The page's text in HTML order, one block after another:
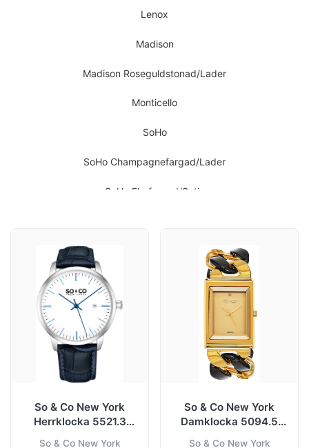
Lenox
Madison
Madison Roseguldstonad/Lader
Monticello
SoHo
SoHo Champagnefargad/Lader
SoHo Flerfargad/Satin
SoHo Roseguldstonad/Satin
Studio Champagnefargad/Lader
So & Co New York
Herrklocka 5521.3
So & Co New York
So & Co New York
Damklocka 5094.5
So & Co New York